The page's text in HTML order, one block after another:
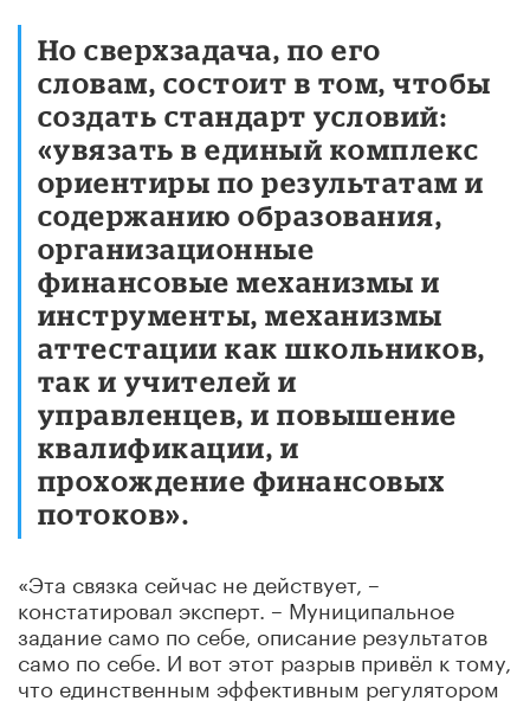
Но сверхзадача, по его
словам, состоит в том, чтобы
создать стандарт условий:
«увязать в единый комплекс
ориентиры по результатам и
содержанию образования,
организационные
финансовые механизмы и
инструменты, механизмы
аттестации как школьников,
так и учителей и
управленцев, и повышение
квалификации, и
прохождение финансовых
потоков».
«Эта связка сейчас не действует, –
констатировал эксперт. – Муниципальное
задание само по себе, описание результатов
само по себе. И вот этот разрыв привёл к тому,
что единственным эффективным регулятором